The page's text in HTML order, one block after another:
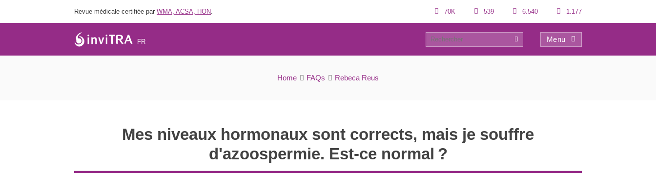
Revue médicale certifiée par WMA, ACSA, HON. 70K 539 6.540 1.177
FR
Menu
FAQs
21 0
Home FAQs Rebeca Reus
Mes niveaux hormonaux sont corrects, mais je souffre
d'azoospermie. Est-ce normal ?